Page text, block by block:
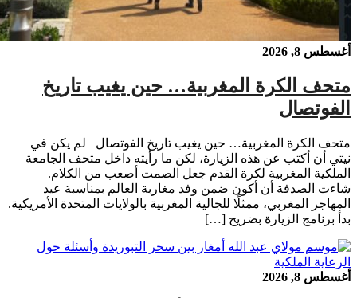
أغسطس 8, 2026
متحف الكرة المغربية… حين يغيب تاريخ
الفوتصال
متحف الكرة المغربية… حين يغيب تاريخ الفوتصال لم يكن في
نيتي أن أكتب عن هذه الزيارة، لكن ما رأيته داخل متحف الجامعة
الملكية المغربية لكرة القدم جعل الصمت أصعب من الكلام.
شاءت الصدفة أن أكون ضمن وفد مغاربة العالم بمناسبة عيد
المهاجر المغربي، ممثلًا للجالية المغربية بالولايات المتحدة الأمريكية.
بدأ برنامج الزيارة بضريح […]
أغسطس 8, 2026